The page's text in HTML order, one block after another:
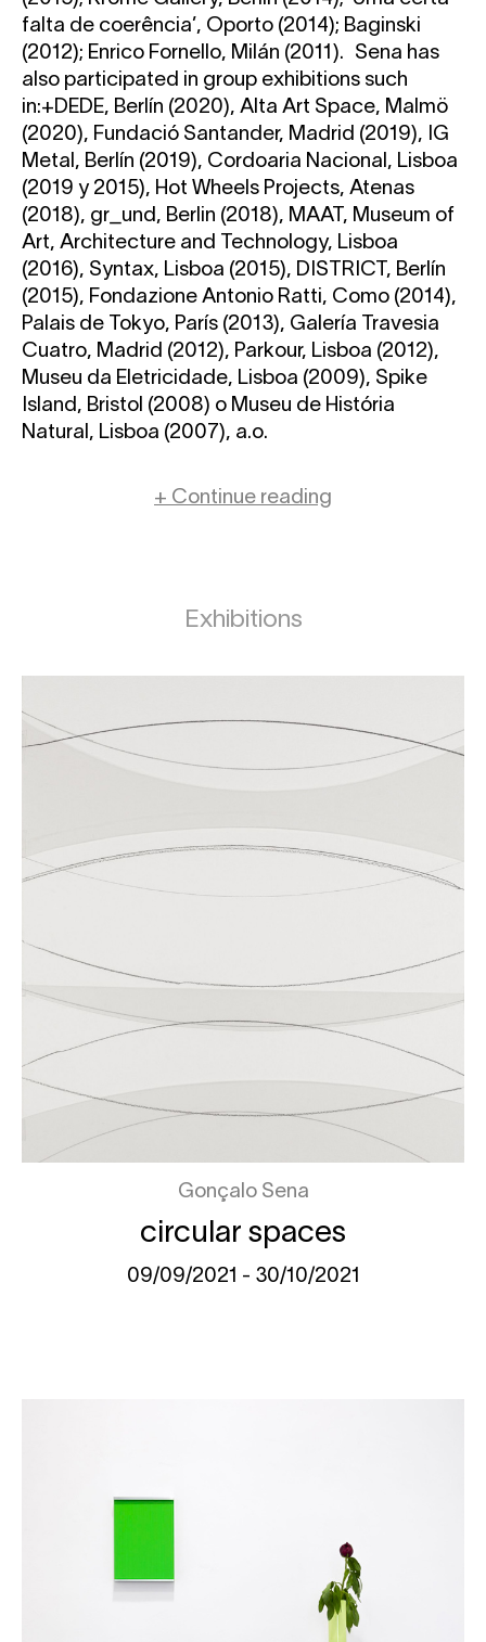
falta de coerência’, Oporto (2014); Baginski
(2012); Enrico Fornello, Milán (2011). Sena has
also participated in group exhibitions such
in:+DEDE, Berlín (2020), Alta Art Space, Malmö
(2020), Fundació Santander, Madrid (2019), IG
Metal, Berlín (2019), Cordoaria Nacional, Lisboa
(2019 y 2015), Hot Wheels Projects, Atenas
(2018), gr_und, Berlin (2018), MAAT, Museum of
Art, Architecture and Technology, Lisboa
(2016), Syntax, Lisboa (2015), DISTRICT, Berlín
(2015), Fondazione Antonio Ratti, Como (2014),
Palais de Tokyo, París (2013), Galería Travesia
Cuatro, Madrid (2012), Parkour, Lisboa (2012),
Museu da Eletricidade, Lisboa (2009), Spike
Island, Bristol (2008) o Museu de História
Natural, Lisboa (2007), a.o.
+ Continue reading
Exhibitions
Gonçalo Sena
circular spaces
09/09/2021 - 30/10/2021